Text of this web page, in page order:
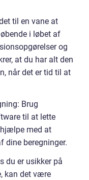
til en vane at
i løbet af
og
at du har alt den
når det er tid til at
Brug
til at lette
med at
dine beregninger.
du er usikker på
kan det være